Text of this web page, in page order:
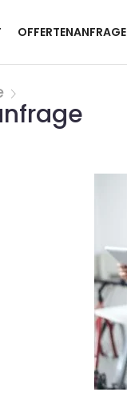
OFFERTENANFRAGE